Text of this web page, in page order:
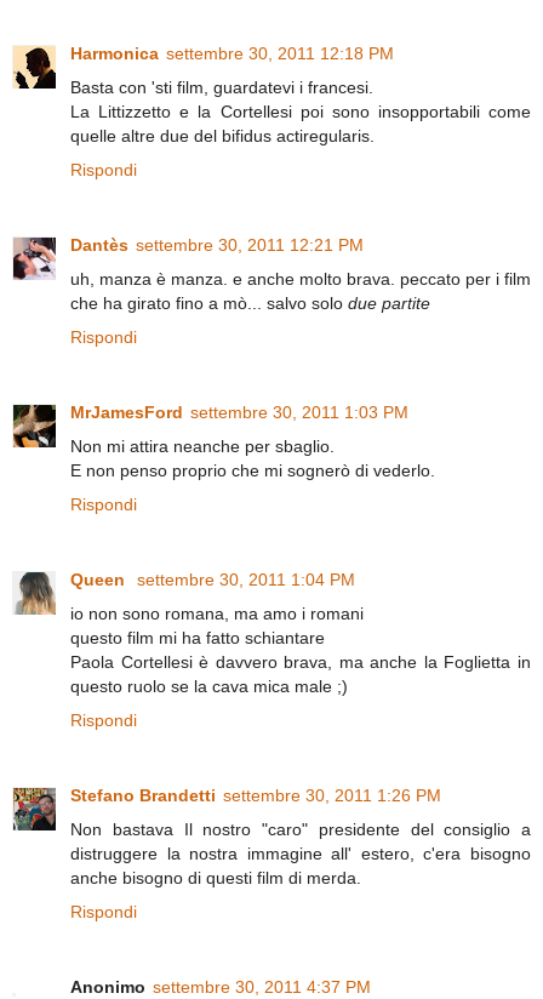
Harmonica settembre 30, 2011 12:18 PM
Basta con 'sti film, guardatevi i francesi.
La Littizzetto e la Cortellesi poi sono insopportabili come
quelle altre due del bifidus actiregularis.
Rispondi
Dantès settembre 30, 2011 12:21 PM
uh, manza è manza. e anche molto brava. peccato per i film
che ha girato fino a mò... salvo solo due partite
Rispondi
MrJamesFord settembre 30, 2011 1:03 PM
Non mi attira neanche per sbaglio.
E non penso proprio che mi sognerò di vederlo.
Rispondi
Queen
settembre 30, 2011 1:04 PM
io non sono romana, ma amo i romani
questo film mi ha fatto schiantare
Paola Cortellesi è davvero brava, ma anche la Foglietta in
questo ruolo se la cava mica male ;)
Rispondi
Stefano Brandetti settembre 30, 2011 1:26 PM
Non bastava Il nostro "caro" presidente del consiglio a
distruggere la nostra immagine all' estero, c'era bisogno
anche bisogno di questi film di merda.
Rispondi
Anonimo settembre 30, 2011 4:37 PM